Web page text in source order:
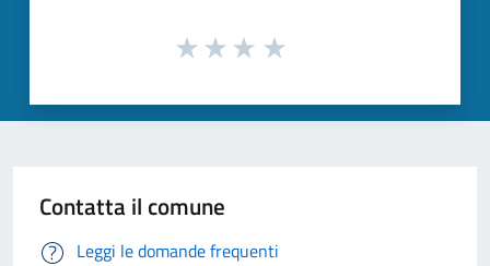
Contatta il comune
Leggi le domande frequenti